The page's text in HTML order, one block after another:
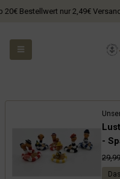
nur 2,49€ Versand | 🚛
-